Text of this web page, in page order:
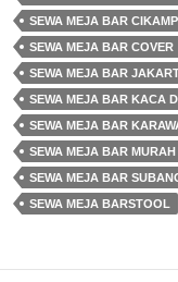
SEWA MEJA BAR
SEWA MEJA BAR COVER
SEWA MEJA BAR
SEWA MEJA BAR KACA
SEWA MEJA BAR
SEWA MEJA BAR MURAH
SEWA MEJA BAR
SEWA MEJA BARSTOOL